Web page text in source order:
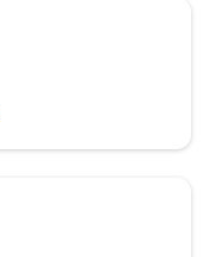
auch der eine oder
nach ihren
und Gewissen
Fußnoten verzichtet.
notwendig erschien,
den fließenden Text